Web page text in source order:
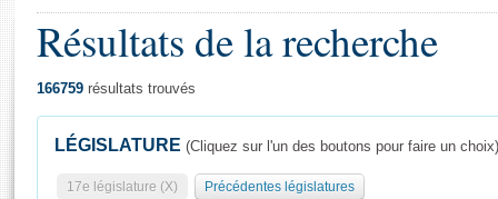
Général
Résultats de la recherche
166759 résultats trouvés
LÉGISLATURE (Cliquez sur l'un des boutons pour faire un choix)
17e législature (X) Précédentes législatures